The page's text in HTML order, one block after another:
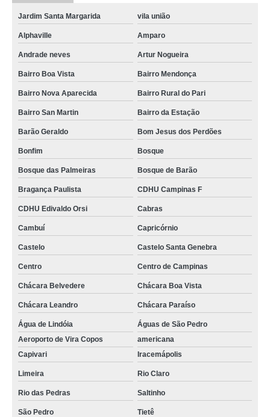
Jardim Santa Margarida vila união
Alphaville Amparo
Andrade neves Artur Nogueira
Bairro Boa Vista Bairro Mendonça
Bairro Nova Aparecida Bairro Rural do Pari
Bairro San Martin Bairro da Estação
Barão Geraldo Bom Jesus dos Perdões
Bonfim Bosque
Bosque das Palmeiras Bosque de Barão
Bragança Paulista CDHU Campinas F
CDHU Edivaldo Orsi Cabras
Cambuí Capricórnio
Castelo Castelo Santa Genebra
Centro Centro de Campinas
Chácara Belvedere Chácara Boa Vista
Chácara Leandro Chácara Paraíso
Água de Lindóia
Águas de São Pedro
Aeroporto de Vira Copos
americana
Capivari
Iracemápolis
Limeira Rio Claro
Rio das Pedras Saltinho
São Pedro Tietê